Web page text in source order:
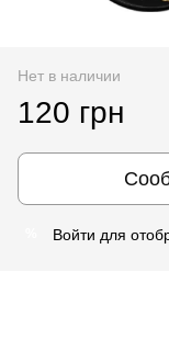
Нет в наличии
120 грн
Войти для